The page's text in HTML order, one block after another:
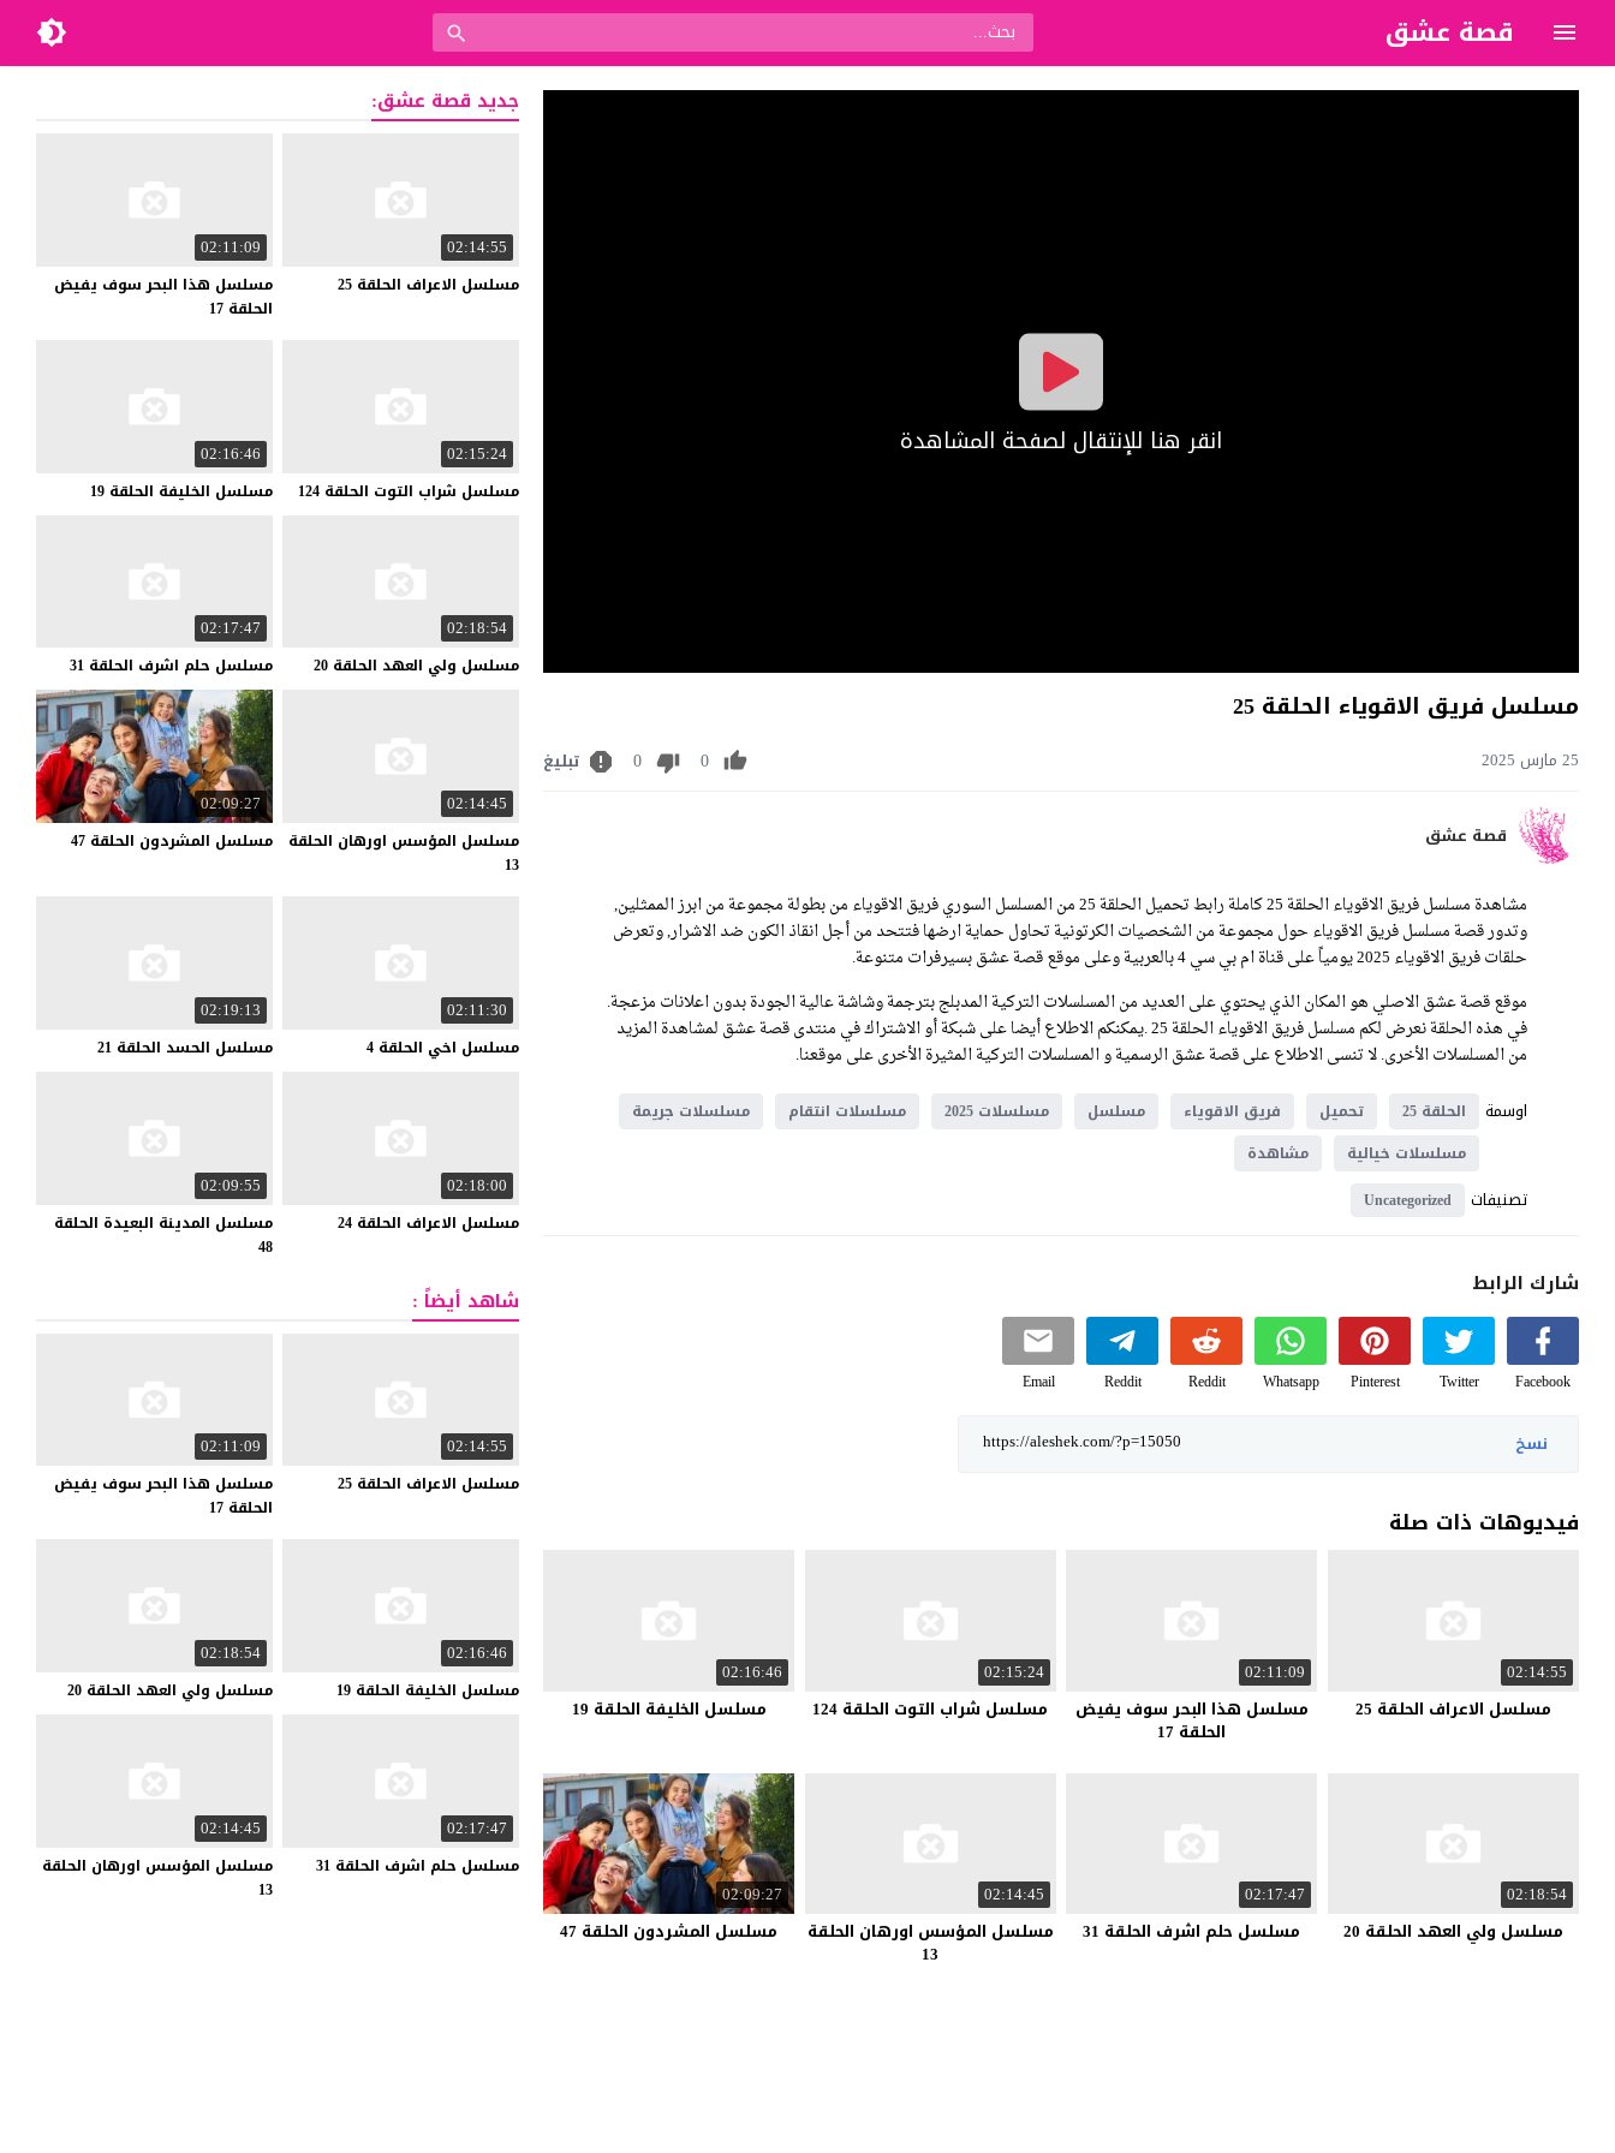
قصة عشق
?>
انقر هنا للإنتقال لصفحة المشاهدة
مسلسل فريق الاقوياء الحلقة 25
25 مارس 2025 0
0 تبليغ
قصة عشق
مشاهدة مسلسل فريق الاقوياء الحلقة 25 كاملة رابط تحميل الحلقة 25 من المسلسل السوري فريق الاقوياء من بطولة مجموعة من ابرز الممثلين,
وتدور قصة مسلسل فريق الاقوياء حول مجموعة من الشخصيات الكرتونية تحاول حماية ارضها فتتحد من أجل انقاذ الكون ضد الاشرار, وتعرض
حلقات فريق الاقوياء 2025 يومياً على قناة ام بي سي 4 بالعربية وعلى موقع قصة عشق بسيرفرات متنوعة.
موقع قصة عشق الاصلي هو المكان الذي يحتوي على العديد من المسلسلات التركية المدبلج بترجمة وشاشة عالية الجودة بدون اعلانات مزعجة.
في هذه الحلقة نعرض لكم مسلسل فريق الاقوياء الحلقة 25 .يمكنكم الاطلاع أيضا على شبكة أو الاشتراك في منتدى قصة عشق لمشاهدة المزيد
من المسلسلات الأخرى. لا تنسى الاطلاع على قصة عشق الرسمية و المسلسلات التركية المثيرة الأخرى على موقعنا.
اوسمة
الحلقة 25 تحميل فريق الاقوياء مسلسل مسلسلات 2025 مسلسلات انتقام
مسلسلات جريمة
مسلسلات خيالية
مشاهدة
تصنيفات Uncategorized
شارك الرابط
Facebook
Twitter
Pinterest
Whatsapp
Reddit
Reddit
Email
نسخ
فيديوهات ذات صلة
02:14:55
مسلسل الاعراف الحلقة 25
02:11:09
مسلسل هذا البحر سوف يفيض
الحلقة 17
02:15:24
مسلسل شراب التوت الحلقة 124
02:16:46
مسلسل الخليفة الحلقة 19
02:18:54
مسلسل ولي العهد الحلقة 20
02:17:47
مسلسل حلم اشرف الحلقة 31
02:14:45
مسلسل المؤسس اورهان الحلقة
13
02:09:27
مسلسل المشردون الحلقة 47
جديد قصة عشق:
02:14:55
مسلسل الاعراف الحلقة 25
02:11:09
مسلسل هذا البحر سوف يفيض
الحلقة 17
02:15:24
مسلسل شراب التوت الحلقة 124
02:16:46
مسلسل الخليفة الحلقة 19
02:18:54
مسلسل ولي العهد الحلقة 20
02:17:47
مسلسل حلم اشرف الحلقة 31
02:14:45
مسلسل المؤسس اورهان الحلقة
13
02:09:27
مسلسل المشردون الحلقة 47
02:11:30
مسلسل اخي الحلقة 4
02:19:13
مسلسل الحسد الحلقة 21
02:18:00
مسلسل الاعراف الحلقة 24
02:09:55
مسلسل المدينة البعيدة الحلقة
48
شاهد أيضاً :
02:14:55
مسلسل الاعراف الحلقة 25
02:11:09
مسلسل هذا البحر سوف يفيض
الحلقة 17
02:16:46
مسلسل الخليفة الحلقة 19
02:18:54
مسلسل ولي العهد الحلقة 20
02:17:47
مسلسل حلم اشرف الحلقة 31
02:14:45
مسلسل المؤسس اورهان الحلقة
13